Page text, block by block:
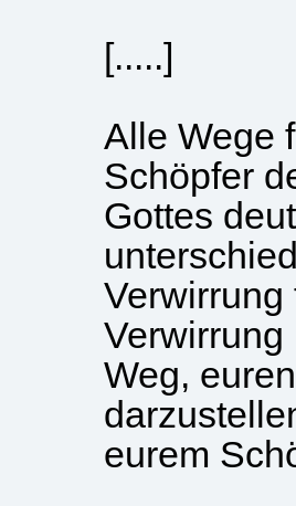
[.....]
Alle Wege
Schöpfer
Gottes
Verwirrung
Verwirrung
Weg,
eurem